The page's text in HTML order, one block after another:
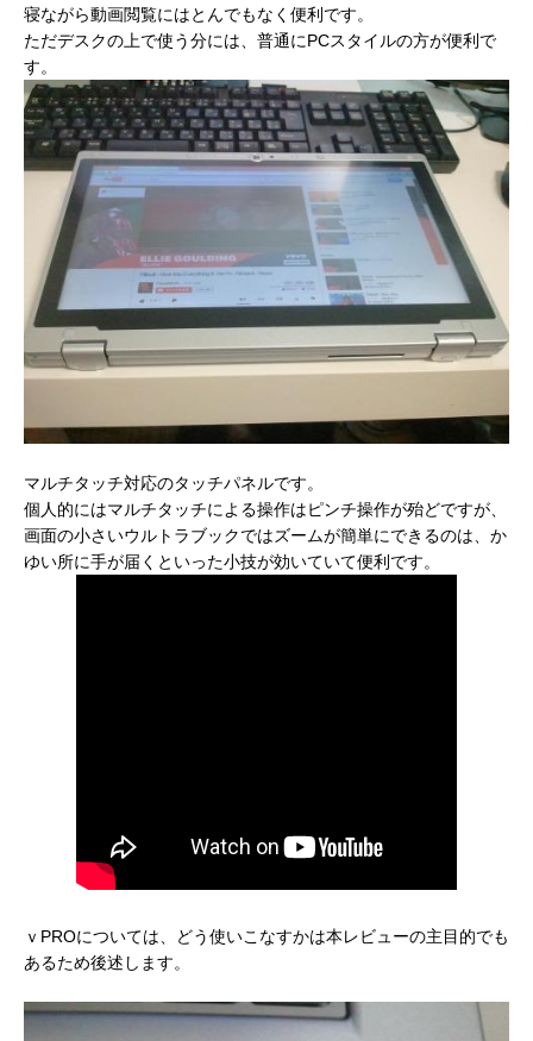
寝ながら動画閲覧にはとんでもなく便利です。
ただデスクの上で使う分には、普通にPCスタイルの方が便利で
す。
マルチタッチ対応のタッチパネルです。
個人的にはマルチタッチによる操作はピンチ操作が殆どですが、
画面の小さいウルトラブックではズームが簡単にできるのは、か
ゆい所に手が届くといった小技が効いていて便利です。
ｖPROについては、どう使いこなすかは本レビューの主目的でも
あるため後述します。